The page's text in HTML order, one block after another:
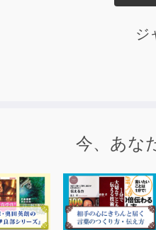
究データを分析して、高校
語が押さえられる！
が学習できる、本コンテ
ジ
今、あな